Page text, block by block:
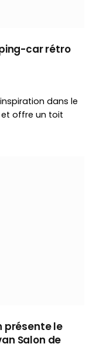
car rétro
dans le
et offre un toit
présente le
Salon de